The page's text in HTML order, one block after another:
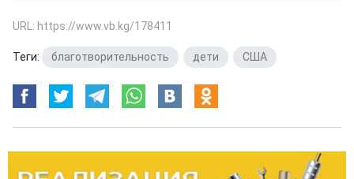
URL: https://www.vb.kg/178411
Теги: благотворительность дети США